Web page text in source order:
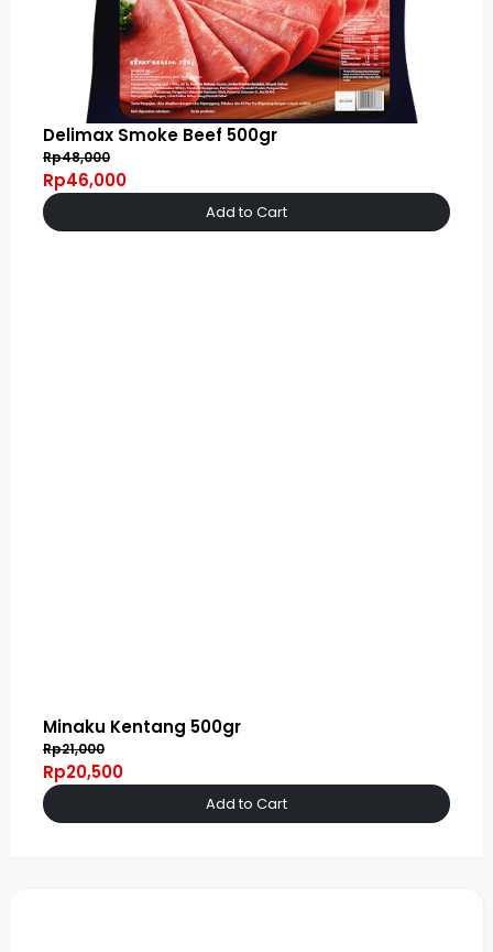
Delimax Smoke Beef 500gr
Rp48,000
Rp46,000
Add to Cart
Minaku Kentang 500gr
Rp21,000
Rp20,500
Add to Cart